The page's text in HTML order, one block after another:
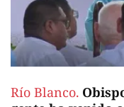
Río Blanco.